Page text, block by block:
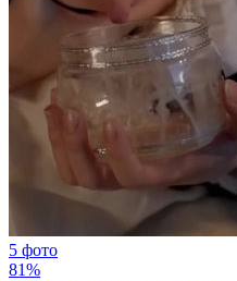
5 фото
81%